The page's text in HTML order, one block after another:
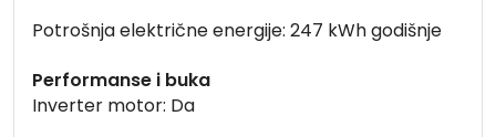
Potrošnja električne energije: 247 kWh godišnje
Performanse i buka
Inverter motor: Da